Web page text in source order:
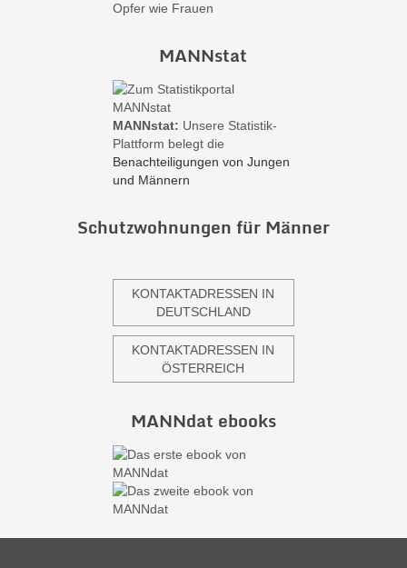
Opfer wie Frauen
MANNstat
MANNstat: Unsere Statistik-
Plattform belegt die
Benachteiligungen von Jungen
und Männern
Schutzwohnungen für Männer
KONTAKTADRESSEN IN
DEUTSCHLAND
KONTAKTADRESSEN IN
ÖSTERREICH
MANNdat ebooks